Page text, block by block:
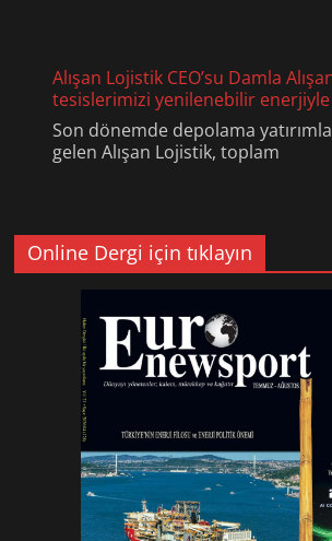
Alışan Lojistik CEO’su Damla
tesislerimizi yenilenebilir
Son dönemde depolama
gelen Alışan Lojistik, toplam
Online Dergi için tıklayın